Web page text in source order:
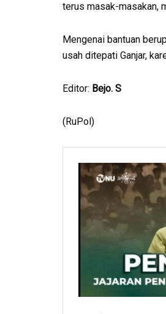
terus masak-masakan,
Mengenai bantuan
usah ditepati Ganjar,
Editor: Bejo. S
(RuPol)